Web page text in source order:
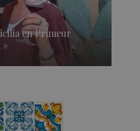
en Primeur